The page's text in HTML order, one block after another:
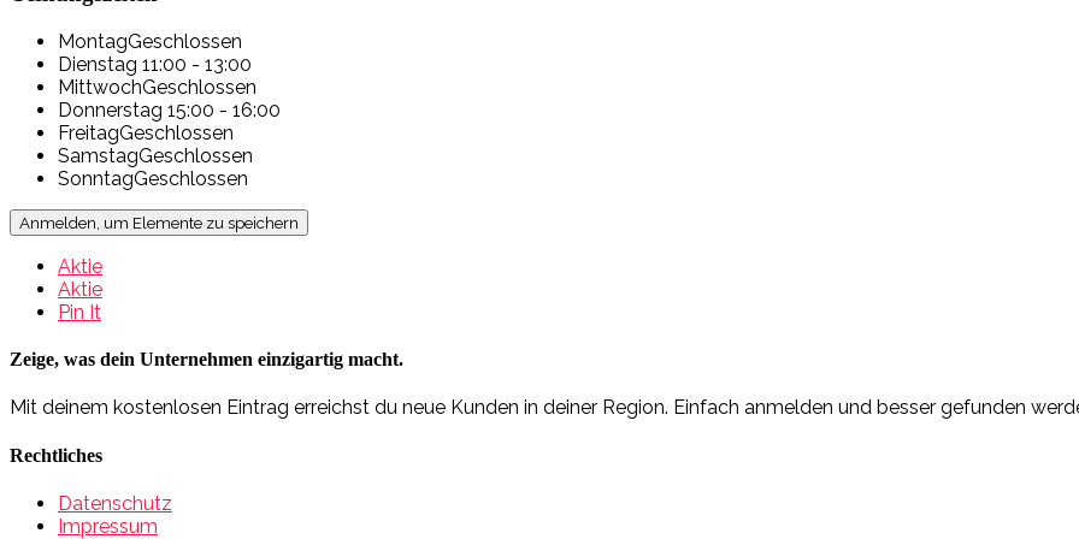
MontagGeschlossen
Dienstag 11:00 - 13:00
MittwochGeschlossen
Donnerstag 15:00 - 16:00
FreitagGeschlossen
SamstagGeschlossen
SonntagGeschlossen
Anmelden, um Elemente zu speichern
Aktie
Aktie
Pin It
Zeige, was dein Unternehmen einzigartig macht.
Mit deinem kostenlosen Eintrag erreichst du neue Kunden in deiner Region. Einfach anmelden und besser gefunden
Rechtliches
Datenschutz
Impressum